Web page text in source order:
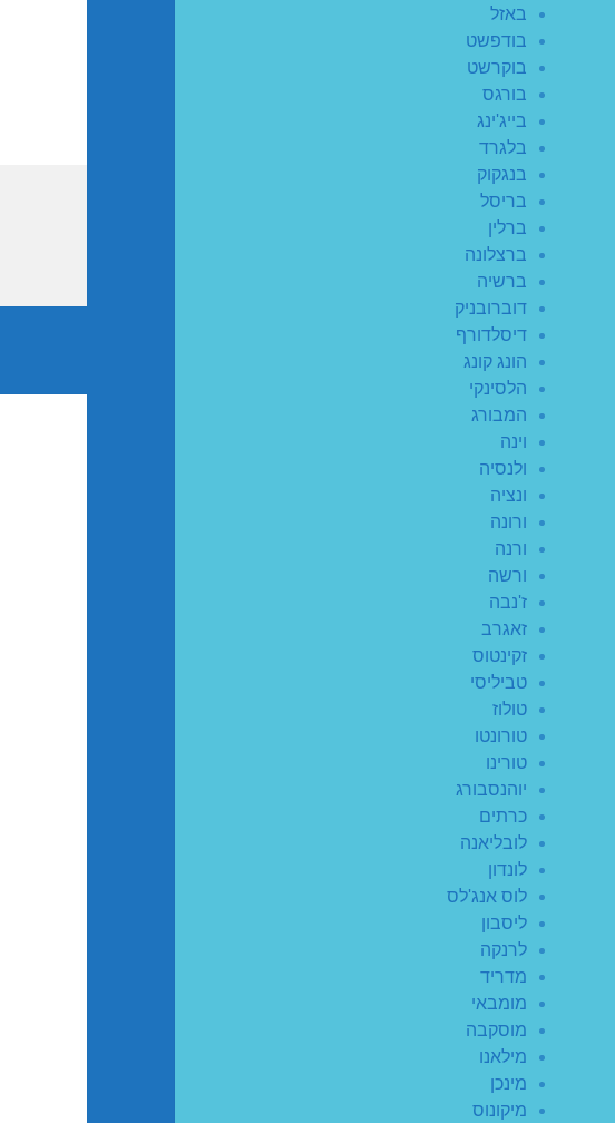
באזל
בודפשט
בוקרשט
בורגס
בייג'ינג
בלגרד
בנגקוק
בריסל
ברלין
ברצלונה
ברשיה
דוברובניק
דיסלדורף
הונג קונג
הלסינקי
המבורג
וינה
ולנסיה
ונציה
ורונה
ורנה
ורשה
ז'נבה
זאגרב
זקינטוס
טביליסי
טולוז
טורונטו
טורינו
יוהנסבורג
כרתים
לובליאנה
לונדון
לוס אנג'לס
ליסבון
לרנקה
מדריד
מומבאי
מוסקבה
מילאנו
מינכן
מיקונוס